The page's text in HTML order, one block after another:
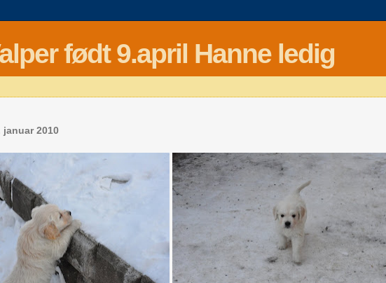
født 9.april Hanne ledig
januar 2010